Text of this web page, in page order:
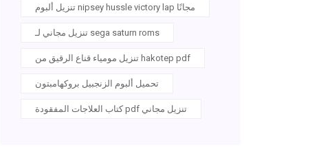
تنزيل ألبوم nipsey hussle victory lap مجانًا
تنزيل مجاني لـ sega saturn roms
تنزيل مومياء قناع الرقيق من hakotep pdf
تحميل ألبوم الزنجبيل بروكهامبتون
كتاب العلاجات المفقودة pdf تنزيل مجاني